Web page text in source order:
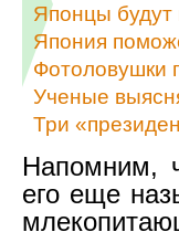
Японцы будут
Япония
Фотоловушки
Ученые
Три
Напомним,
его еще